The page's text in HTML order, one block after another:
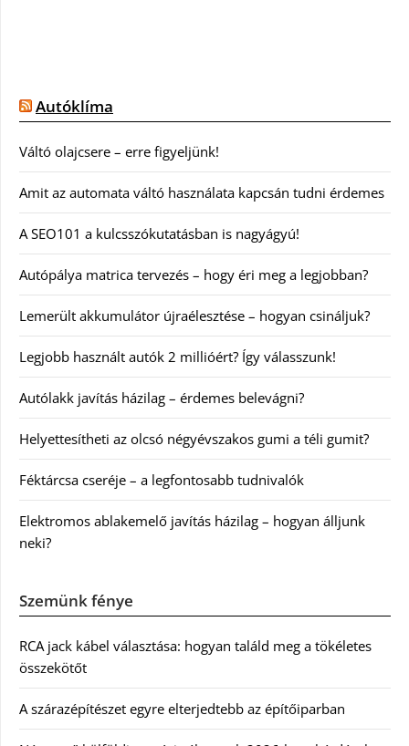
Autóklíma
Váltó olajcsere – erre figyeljünk!
Amit az automata váltó használata kapcsán tudni érdemes
A SEO101 a kulcsszókutatásban is nagyágyú!
Autópálya matrica tervezés – hogy éri meg a legjobban?
Lemerült akkumulátor újraélesztése – hogyan csináljuk?
Legjobb használt autók 2 millióért? Így válasszunk!
Autólakk javítás házilag – érdemes belevágni?
Helyettesítheti az olcsó négyévszakos gumi a téli gumit?
Féktárcsa cseréje – a legfontosabb tudnivalók
Elektromos ablakemelő javítás házilag – hogyan álljunk
neki?
Szemünk fénye
RCA jack kábel választása: hogyan találd meg a tökéletes
összekötőt
A szárazépítészet egyre elterjedtebb az építőiparban